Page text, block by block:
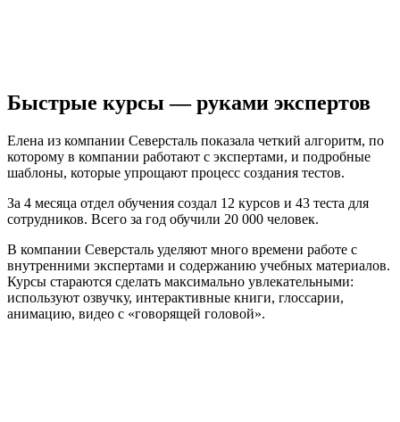
Быстрые курсы — руками экспертов
Елена из компании Северсталь показала четкий алгоритм, по
которому в компании работают с экспертами, и подробные
шаблоны, которые упрощают процесс создания тестов.
За 4 месяца отдел обучения создал 12 курсов и 43 теста для
сотрудников. Всего за год обучили 20 000 человек.
В компании Северсталь уделяют много времени работе с
внутренними экспертами и содержанию учебных материалов.
Курсы стараются сделать максимально увлекательными:
используют озвучку, интерактивные книги, глоссарии,
анимацию, видео с «говорящей головой».